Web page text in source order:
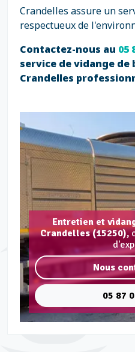
Crandelles assure un
respectueux de
Contactez-nous au 05
service de vidange de
Crandelles
Entretien et
Crandelles (15250),
Nous
05 87